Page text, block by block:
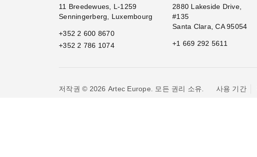
11 Breedewues, L-1259
Senningerberg, Luxembourg
+352 2 600 8670
+352 2 786 1074
2880 Lakeside Drive,
#135
Santa Clara, CA 95054
+1 669 292 5611
저작권 © 2026 Artec Europe. 모든 권리 소유. 사용 기간